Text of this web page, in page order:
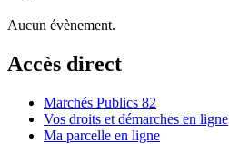
Aucun évènement.
Accès direct
Marchés Publics 82
Vos droits et démarches en ligne
Ma parcelle en ligne